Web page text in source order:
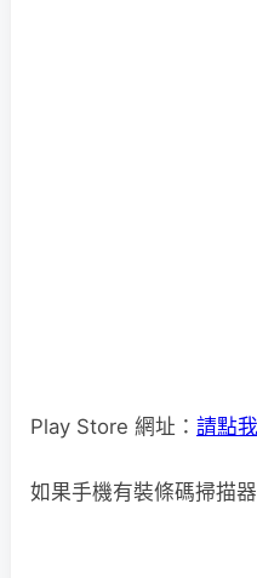
Play Store 網址： 請點我
如果手機有裝條碼掃描